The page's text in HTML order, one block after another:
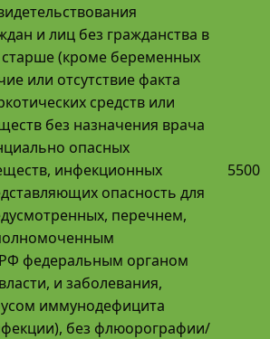
и лиц без гражданства в
старше (кроме беременных
или отсутствие факта
средств или
без назначения врача
опасных
инфекционных
опасность для
перечнем,
федеральным органом
и заболевания,
иммунодефицита
без флюорографии/
5500